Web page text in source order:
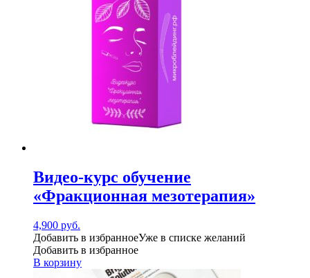
Видео-курс обучение
«Фракционная мезотерапия»
4,900 руб.
Добавить в избранноеУже в списке желаний
Добавить в избранное
В корзину